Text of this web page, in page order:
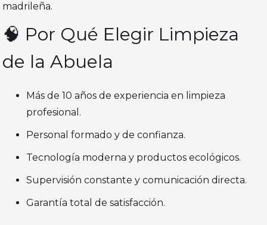
madrileña.
🧠 Por Qué Elegir Limpieza
de la Abuela
Más de 10 años de experiencia en limpieza
profesional.
Personal formado y de confianza.
Tecnología moderna y productos ecológicos.
Supervisión constante y comunicación directa.
Garantía total de satisfacción.